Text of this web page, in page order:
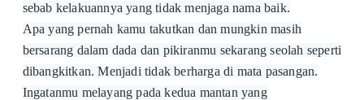
sebab kelakuannya yang tidak menjaga nama baik.
Apa yang pernah kamu takutkan dan mungkin masih
bersarang dalam dada dan pikiranmu sekarang seolah seperti
dibangkitkan. Menjadi tidak berharga di mata pasangan.
Ingatanmu melayang pada kedua mantan yang